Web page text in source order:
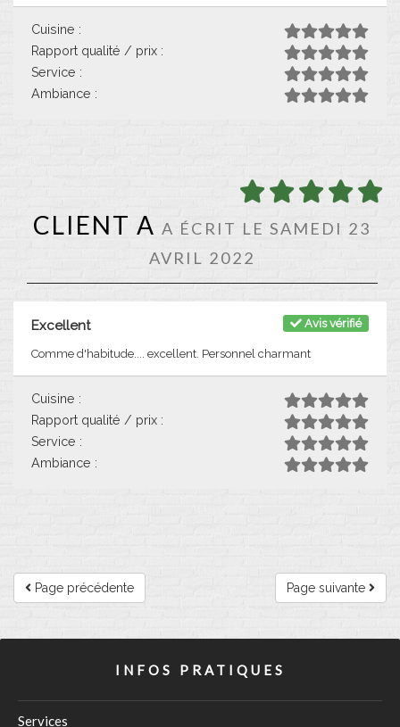
Cuisine :
Rapport qualité / prix :
Service :
Ambiance :
CLIENT A A ÉCRIT LE SAMEDI 23
AVRIL 2022
Avis vérifié
Excellent
Comme d'habitude.... excellent. Personnel charmant
Cuisine :
Rapport qualité / prix :
Service :
Ambiance :
Page suivante
Page précédente
INFOS PRATIQUES
Services